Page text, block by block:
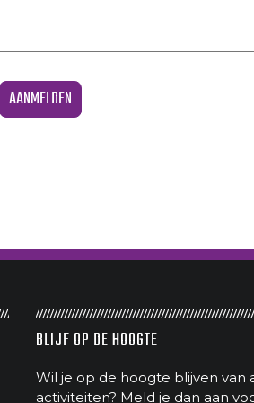
BLIJF OP DE HOOGTE
Wil je op de hoogte blijven van
activiteiten? Meld je dan aan